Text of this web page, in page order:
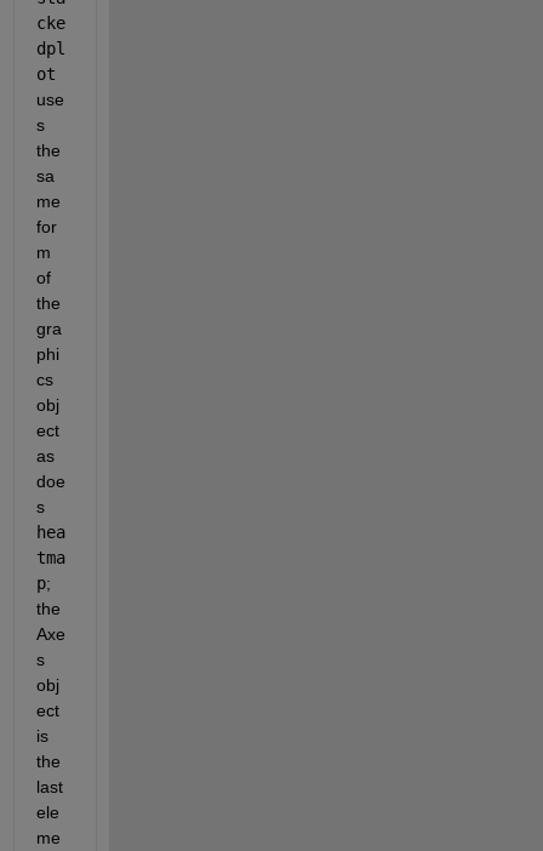
cke
dpl
ot
use
s
the
sa
me
for
m
of
the
gra
phi
cs
obj
ect
as
doe
s
hea
tma
p;
the
Axe
s
obj
ect
is
the
last
ele
me